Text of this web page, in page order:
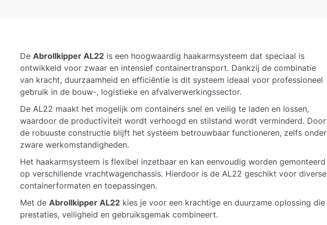
De Abrollkipper AL22 is een hoogwaardig haakarmsysteem dat speciaal is
ontwikkeld voor zwaar en intensief containertransport. Dankzij de combinatie
van kracht, duurzaamheid en efficiëntie is dit systeem ideaal voor professioneel
gebruik in de bouw-, logistieke en afvalverwerkingssector.
De AL22 maakt het mogelijk om containers snel en veilig te laden en lossen,
waardoor de productiviteit wordt verhoogd en stilstand wordt verminderd. Door
de robuuste constructie blijft het systeem betrouwbaar functioneren, zelfs onder
zware werkomstandigheden.
Het haakarmsysteem is flexibel inzetbaar en kan eenvoudig worden gemonteerd
op verschillende vrachtwagenchassis. Hierdoor is de AL22 geschikt voor diverse
containerformaten en toepassingen.
Met de Abrollkipper AL22 kies je voor een krachtige en duurzame oplossing die
prestaties, veiligheid en gebruiksgemak combineert.